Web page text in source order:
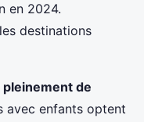
en 2024.
destinations
de
avec enfants optent